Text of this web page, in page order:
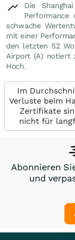
Die
schwache
mit einer
den letzten 52
Airport (A) notiert
Hoch.
Im
Verluste beim
Zertifikate
nicht für
Abonnieren
und